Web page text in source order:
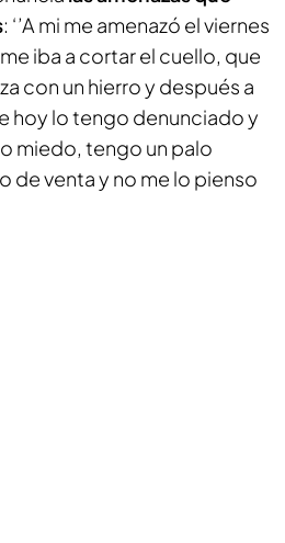
: ‘’A mi me amenazó el viernes
iba a cortar el cuello, que
con un hierro y después a
hoy lo tengo denunciado y
miedo, tengo un palo
de venta y no me lo pienso